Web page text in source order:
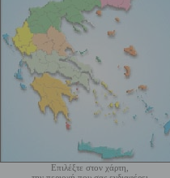
Επιλέξτε στον χάρτη,